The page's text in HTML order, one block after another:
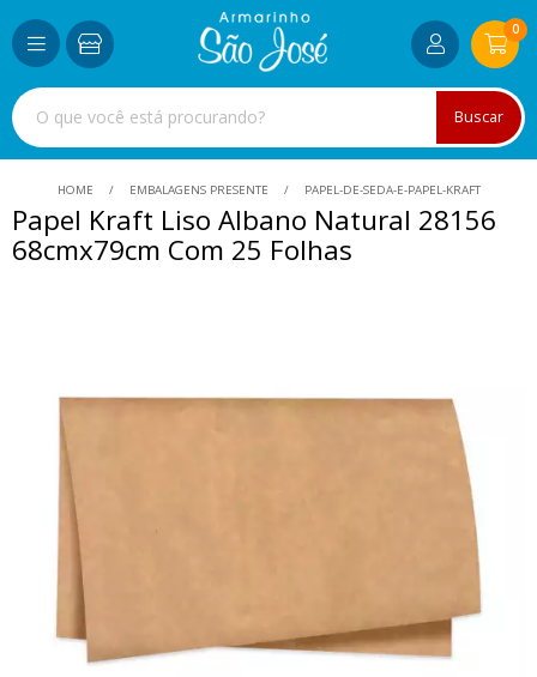
Buscar
0
HOME EMBALAGENS PRESENTE PAPEL-DE-SEDA-E-PAPEL-KRAFT
Papel Kraft Liso Albano Natural 28156
68cmx79cm Com 25 Folhas